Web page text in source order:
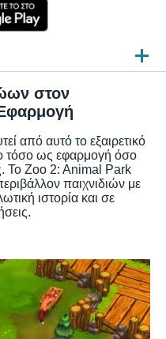
στον
από αυτό το εξαιρετικό
τόσο ως εφαρμογή όσο
Το Zoo 2: Animal Park
παιχνιδιών με
ιστορία και σε